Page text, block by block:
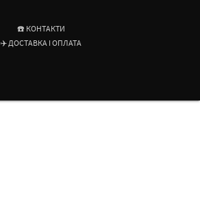
☎️ КОНТАКТИ
✈️ ДОСТАВКА І ОПЛАТА